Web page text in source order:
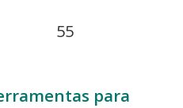
55
para